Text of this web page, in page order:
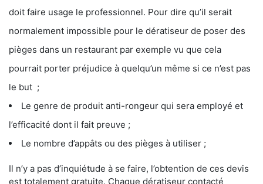
doit faire usage le professionnel. Pour dire qu’il serait
normalement impossible pour le dératiseur de poser des
pièges dans un restaurant par exemple vu que cela
pourrait porter préjudice à quelqu’un même si ce n’est pas
le but ;
Le genre de produit anti-rongeur qui sera employé et
l’efficacité dont il fait preuve ;
Le nombre d’appâts ou des pièges à utiliser ;
Il n’y a pas d’inquiétude à se faire, l’obtention de ces devis
est totalement gratuite. Chaque dératiseur contacté